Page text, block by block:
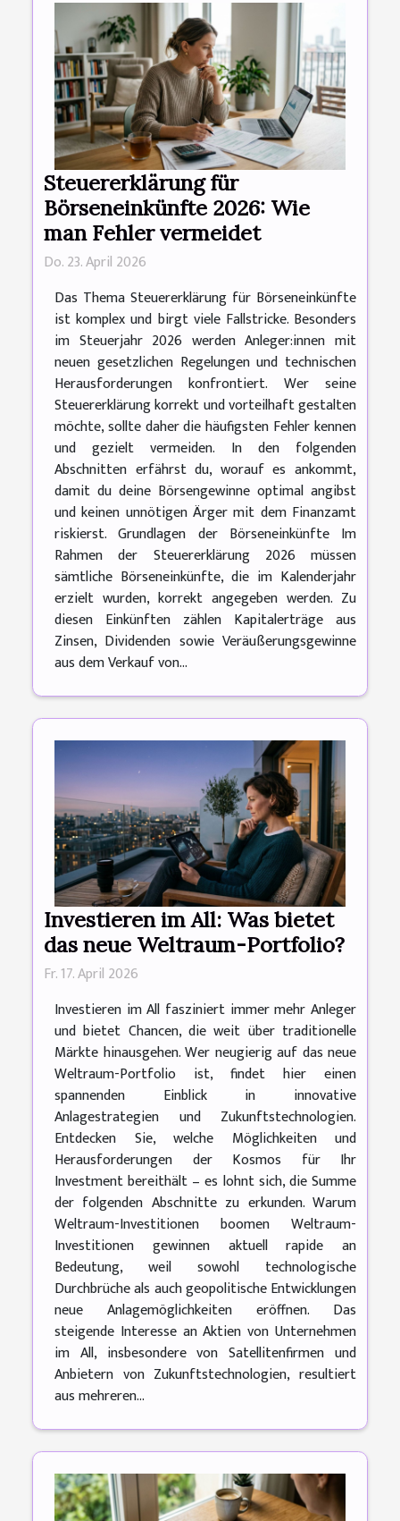
Steuererklärung für
Börseneinkünfte 2026: Wie
man Fehler vermeidet
Do. 23. April 2026
Das Thema Steuererklärung für Börseneinkünfte
ist komplex und birgt viele Fallstricke. Besonders
im Steuerjahr 2026 werden Anleger:innen mit
neuen gesetzlichen Regelungen und technischen
Herausforderungen konfrontiert. Wer seine
Steuererklärung korrekt und vorteilhaft gestalten
möchte, sollte daher die häufigsten Fehler kennen
und gezielt vermeiden. In den folgenden
Abschnitten erfährst du, worauf es ankommt,
damit du deine Börsengewinne optimal angibst
und keinen unnötigen Ärger mit dem Finanzamt
riskierst. Grundlagen der Börseneinkünfte Im
Rahmen der Steuererklärung 2026 müssen
sämtliche Börseneinkünfte, die im Kalenderjahr
erzielt wurden, korrekt angegeben werden. Zu
diesen Einkünften zählen Kapitalerträge aus
Zinsen, Dividenden sowie Veräußerungsgewinne
aus dem Verkauf von...
Investieren im All: Was bietet
das neue Weltraum-Portfolio?
Fr. 17. April 2026
Investieren im All fasziniert immer mehr Anleger
und bietet Chancen, die weit über traditionelle
Märkte hinausgehen. Wer neugierig auf das neue
Weltraum-Portfolio ist, findet hier einen
spannenden Einblick in innovative
Anlagestrategien und Zukunftstechnologien.
Entdecken Sie, welche Möglichkeiten und
Herausforderungen der Kosmos für Ihr
Investment bereithält – es lohnt sich, die Summe
der folgenden Abschnitte zu erkunden. Warum
Weltraum-Investitionen boomen Weltraum-
Investitionen gewinnen aktuell rapide an
Bedeutung, weil sowohl technologische
Durchbrüche als auch geopolitische Entwicklungen
neue Anlagemöglichkeiten eröffnen. Das
steigende Interesse an Aktien von Unternehmen
im All, insbesondere von Satellitenfirmen und
Anbietern von Zukunftstechnologien, resultiert
aus mehreren...